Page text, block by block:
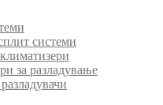
системи
за разладување